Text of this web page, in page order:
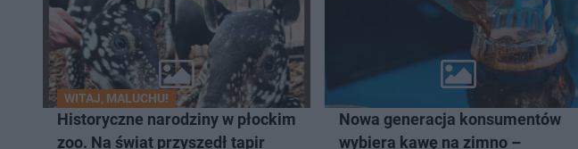
WITAJ, MALUCHU!
Historyczne narodziny w płockim
zoo. Na świat przyszedł tapir
Nowa generacja konsumentów
wybiera kawę na zimno –